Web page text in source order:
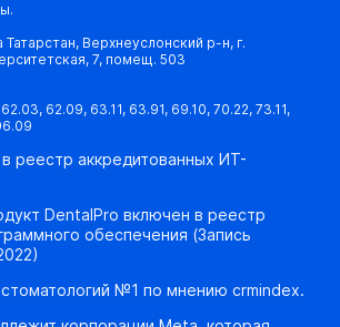
Верхнеуслонский р-н, г.
7, помещ. 503
62.09, 63.11, 63.91, 69.10, 70.22, 73.11,
реестр аккредитованных ИТ-
DentalPro включен в реестр
обеспечения (Запись
№1 по мнению crmindex.